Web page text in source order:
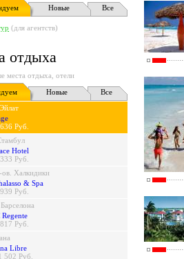
Новые Все
(для агентств)
отдыха
места отдыха, отели
Новые
Все
Эйлат
Руб.
Hotel
Руб.
ов. Халкидики
& Spa
Руб.
Барселона
Руб.
Libre
502 Руб.